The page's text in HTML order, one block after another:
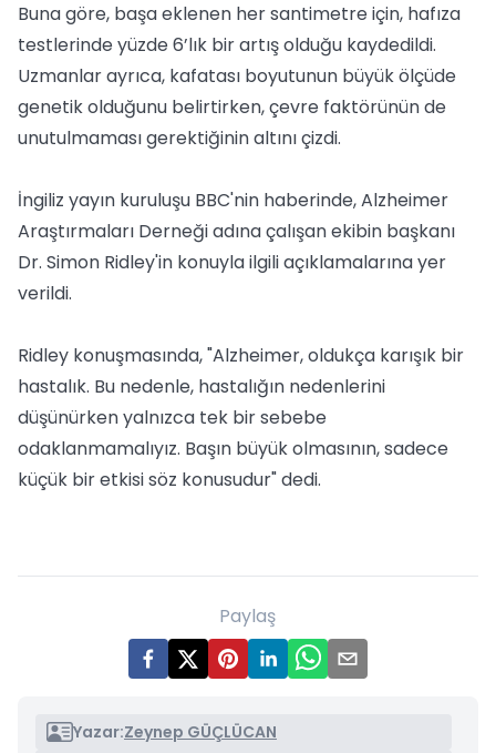
Buna göre, başa eklenen her santimetre için, hafıza
testlerinde yüzde 6’lık bir artış olduğu kaydedildi.
Uzmanlar ayrıca, kafatası boyutunun büyük ölçüde
genetik olduğunu belirtirken, çevre faktörünün de
unutulmaması gerektiğinin altını çizdi.
İngiliz yayın kuruluşu BBC'nin haberinde, Alzheimer
Araştırmaları Derneği adına çalışan ekibin başkanı
Dr. Simon Ridley'in konuyla ilgili açıklamalarına yer
verildi.
Ridley konuşmasında, "Alzheimer, oldukça karışık bir
hastalık. Bu nedenle, hastalığın nedenlerini
düşünürken yalnızca tek bir sebebe
odaklanmamalıyız. Başın büyük olmasının, sadece
küçük bir etkisi söz konusudur" dedi.
Paylaş
Yazar:Zeynep GÜÇLÜCAN